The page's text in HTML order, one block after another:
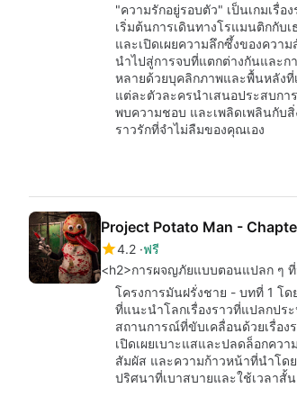
"ความรักอยู่รอบตัว" เป็นเกมเรื่
เริ่มต้นการเดินทางโรแมนติกกับเ
และเปิดเผยความลึกซึ้งของคว
นำไปสู่การจบที่แตกต่างกันและ
หลายด้วยบุคลิกภาพและพื้นหลัง
แต่ละตัวละครนำเสนอประสบก
พบความชอบ และเพลิดเพลินกับสิ่
ราวรักที่จำไม่ลืมของคุณเอง
Project Potato Man -
4.2 ฟรี
<h2>การผจญภัยแบบตอนแปลก ๆ
โครงการมันฝรั่งชาย - บทที่ 1 โด
ที่แนะนำโลกเรื่องราวที่แปลกป
สถานการณ์ที่ขับเคลื่อนด้วยเรื่อ
เปิดเผยเบาะแสและปลดล็อกคว
สัมผัส และความก้าวหน้าที่นำโด
ปริศนาที่เบาสบายและใช้เวลาสั้